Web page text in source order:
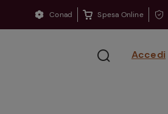
Conad Spesa Online
Accedi